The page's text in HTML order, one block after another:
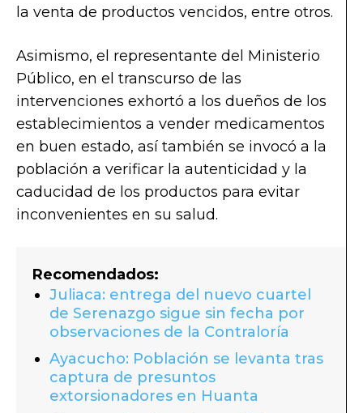
la venta de productos vencidos, entre otros.
Asimismo, el representante del Ministerio
Público, en el transcurso de las
intervenciones exhortó a los dueños de los
establecimientos a vender medicamentos
en buen estado, así también se invocó a la
población a verificar la autenticidad y la
caducidad de los productos para evitar
inconvenientes en su salud.
Recomendados:
Juliaca: entrega del nuevo cuartel
de Serenazgo sigue sin fecha por
observaciones de la Contraloría
Ayacucho: Población se levanta tras
captura de presuntos
extorsionadores en Huanta